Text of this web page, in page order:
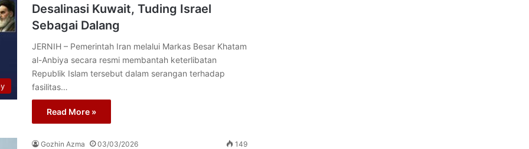
Desalinasi Kuwait, Tuding Israel
Sebagai Dalang
JERNIH – Pemerintah Iran melalui Markas Besar Khatam
al-Anbiya secara resmi membantah keterlibatan
Republik Islam tersebut dalam serangan terhadap
fasilitas…
Read More »
Gozhin Azma 03/03/2026 149